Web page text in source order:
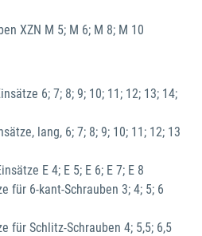
XZN M 5; M 6; M 8; M 10
6; 7; 8; 9; 10; 11; 12; 13; 14;
lang, 6; 7; 8; 9; 10; 11; 12; 13
E 4; E 5; E 6; E 7; E 8
für 6-kant-Schrauben 3; 4; 5; 6
für Schlitz-Schrauben 4; 5,5; 6,5